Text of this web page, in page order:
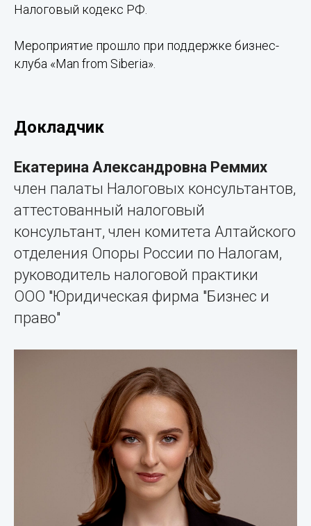
Налоговый кодекс РФ.
Мероприятие прошло при поддержке бизнес-
клуба «Man from Siberia».
Докладчик
Екатерина Александровна Реммих
член палаты Налоговых консультантов,
аттестованный налоговый
консультант, член комитета Алтайского
отделения Опоры России по Налогам,
руководитель налоговой практики
ООО "Юридическая фирма "Бизнес и
право"